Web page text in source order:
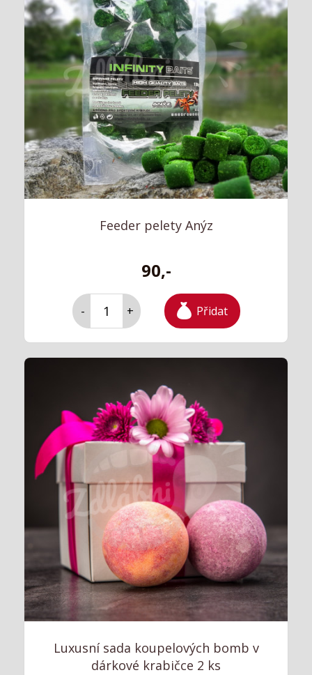
Feeder pelety Anýz
90,-
- + Přidat
Luxusní sada koupelových bomb v
dárkové krabičce 2 ks